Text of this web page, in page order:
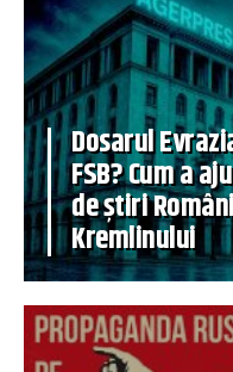
Dosarul
FSB? Cum a
de știri
Kremlinului